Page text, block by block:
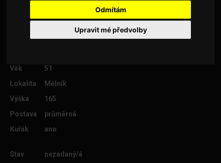
Odmítám
Upravit mé předvolby
pro vše co jeden druhému můžeme nabídnout pro
spokojený život
Věk
51
Lokalita
Mělník
Výška
165
Postava
průměrná
Kuřák
ano
Stav
nezadaný/á